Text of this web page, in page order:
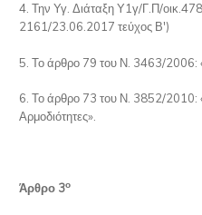
4. Την Υγ. Διάταξη Υ1γ/Γ.Π/
2161/23.06.2017 τεύχος Β')
5. Το άρθρο 79 του Ν. 3463/2006:
6. Το άρθρο 73 του Ν. 3852/2010:
Αρμοδιότητες».
Άρθρο 3ο